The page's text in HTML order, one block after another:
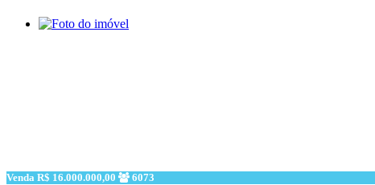
Venda R$ 16.000.000,00 6073